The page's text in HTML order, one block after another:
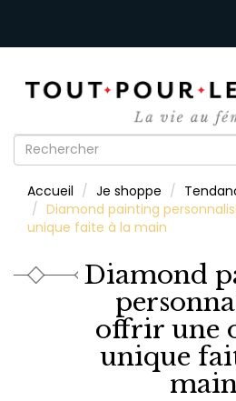
Formulaire
recherche
Accueil Je shoppe
Diamond painting
unique faite à la main
Diamond
offrir une
unique